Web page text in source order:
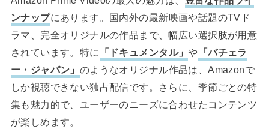
ンナップにあります。国内外の最新映画や話題のTVド
ラマ、完全オリジナルの作品まで、幅広い選択肢が用意
されています。特に
「ドキュメンタル」や 「バチェラ
ー・ジャパン」 のようなオリジナル作品は、Amazonで
しか視聴できない独占配信です。さらに、季節ごとの特
集も魅力的で、ユーザーのニーズに合わせたコンテンツ
が楽しめます。